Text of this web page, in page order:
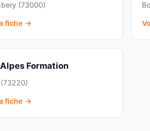
(73000)
fiche →
Alpes Formation
fiche →